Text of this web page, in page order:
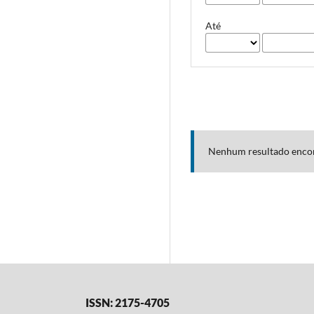
Até
Nenhum resultado
ISSN: 2175-4705